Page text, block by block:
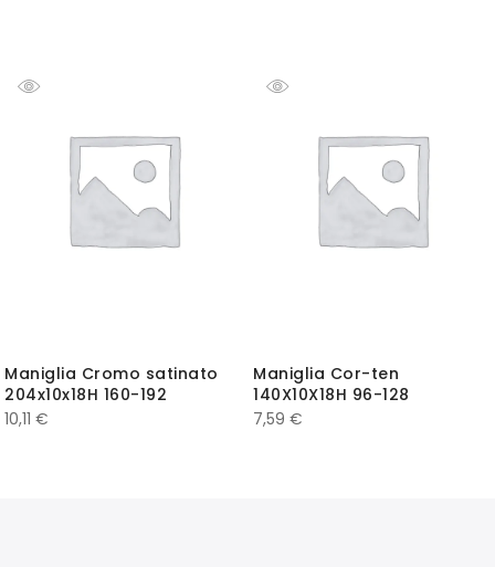
Maniglia Cromo satinato
204x10x18H 160-192
10,11 €
Maniglia Cor-ten
140X10X18H 96-128
7,59 €